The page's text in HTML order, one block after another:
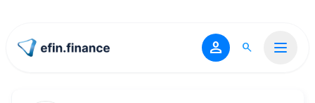
ไปหน้าแรก person search